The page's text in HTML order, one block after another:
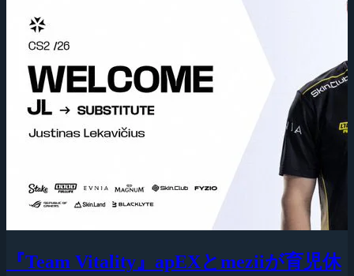
『Team Vitality』apEXとmeziiが育児休